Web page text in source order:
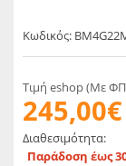
Κωδικός:
Τιμή eshop (Με
245,00€
Διαθεσιμότητα:
Παράδοση έως